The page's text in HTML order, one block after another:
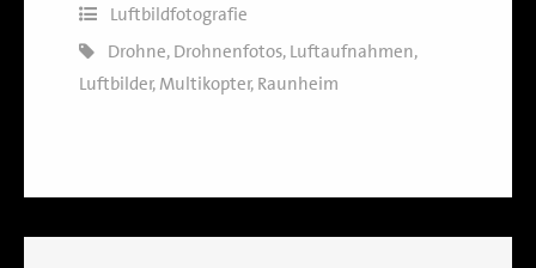
Luftbildfotografie
Drohne, Drohnenfotos, Luftaufnahmen,
Luftbilder, Multikopter, Raunheim